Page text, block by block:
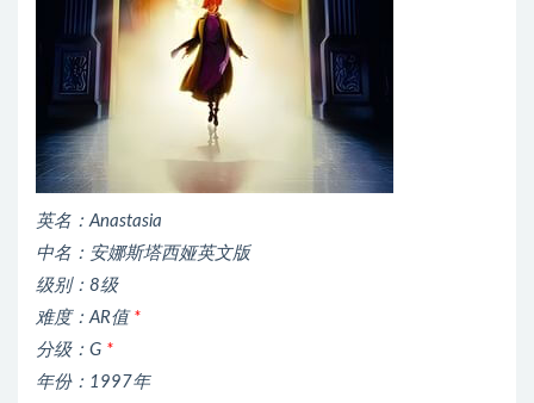
英名：Anastasia
中名：安娜斯塔西娅英文版
级别：8级
难度：AR值 *
分级：G *
年份：1997年